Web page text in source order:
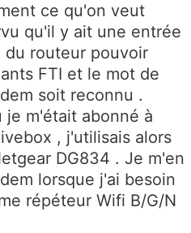
ce qu'on veut
qu'il y ait une entrée
du routeur pouvoir
FTI et le mot de
soit reconnu .
je m'était abonné à
, j'utilisais alors
DG834 . Je m'en
lorsque j'ai besoin
répéteur Wifi B/G/N